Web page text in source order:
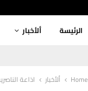
الرئيسة ألأخبار
Home ألأخبار اذاعة